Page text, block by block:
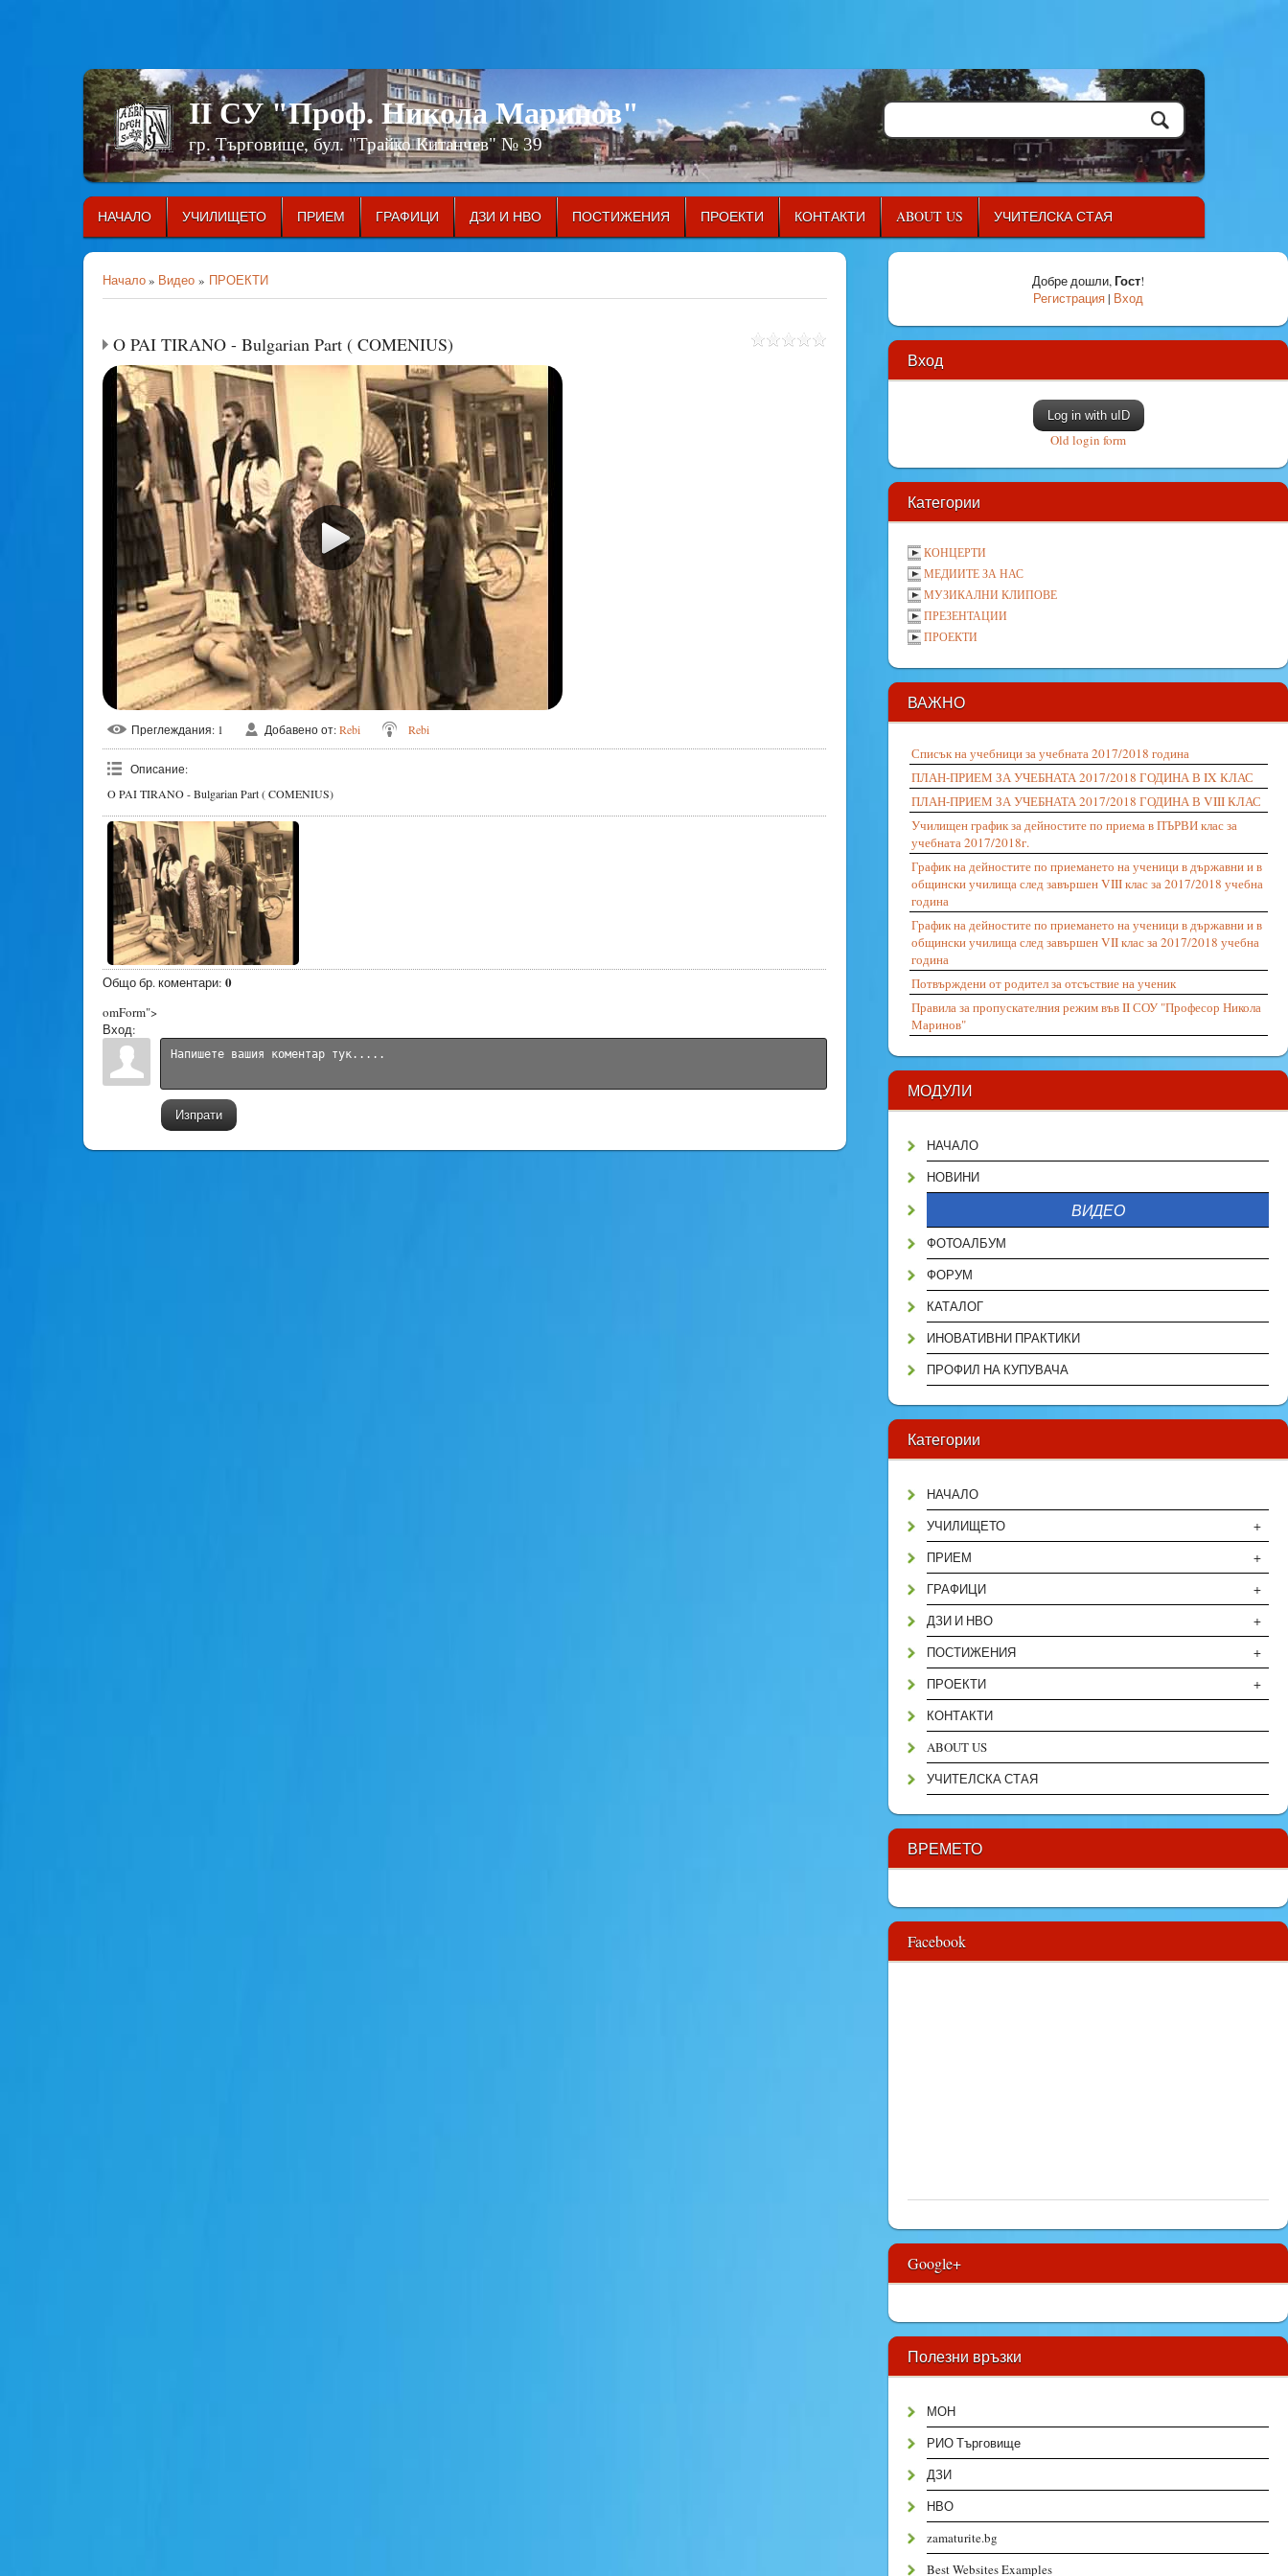
II СУ "Проф. Никола Маринов"
гр. Търговище, бул. "Трайко Китанчев" № 39
НАЧАЛО УЧИЛИЩЕТО ПРИЕМ ГРАФИЦИ ДЗИ И НВО ПОСТИЖЕНИЯ ПРОЕКТИ КОНТАКТИ ABOUT US УЧИТЕЛСКА СТАЯ
Начало» Видео » ПРОЕКТИ
O PAI TIRANO - Bulgarian Part ( COMENIUS)
Преглеждания: 1 Добавено от:Rebi Rebi
Описание:
O PAI TIRANO - Bulgarian Part ( COMENIUS)
Общо бр. коментари: 0
omForm">
Вход:
Изпрати
Добре дошли,Гост!
Регистрация| Вход
Вход
Log in with uID
Old login form
Категории
КОНЦЕРТИ
МЕДИИТЕ ЗА НАС
МУЗИКАЛНИ КЛИПОВЕ
ПРЕЗЕНТАЦИИ
ПРОЕКТИ
ВАЖНО
Списък на учебници за учебната 2017/2018 година
ПЛАН-ПРИЕМ ЗА УЧЕБНАТА 2017/2018 ГОДИНА В IX КЛАС
ПЛАН-ПРИЕМ ЗА УЧЕБНАТА 2017/2018 ГОДИНА В VIII КЛАС
Училищен график за дейностите по приема в ПЪРВИ клас за
учебната 2017/2018г.
График на дейностите по приемането на ученици в държавни и в
общински училища след завършен VIII клас за 2017/2018 учебна
година
График на дейностите по приемането на ученици в държавни и в
общински училища след завършен VII клас за 2017/2018 учебна
година
Потвърждени от родител за отсъствие на ученик
Правила за пропускателния режим във II СОУ "Професор Никола
Маринов"
МОДУЛИ
НАЧАЛО
НОВИНИ
ВИДЕО
ФОТОАЛБУМ
ФОРУМ
КАТАЛОГ
ИНОВАТИВНИ ПРАКТИКИ
ПРОФИЛ НА КУПУВАЧА
Категории
НАЧАЛО
+
УЧИЛИЩЕТО
+
ПРИЕМ
+
ГРАФИЦИ
+
ДЗИ И НВО
+
ПОСТИЖЕНИЯ
+
ПРОЕКТИ
КОНТАКТИ
ABOUT US
УЧИТЕЛСКА СТАЯ
ВРЕМЕТО
Facebook
Google+
Полезни връзки
МОН
РИО Търговище
ДЗИ
НВО
zamaturite.bg
Best Websites Examples